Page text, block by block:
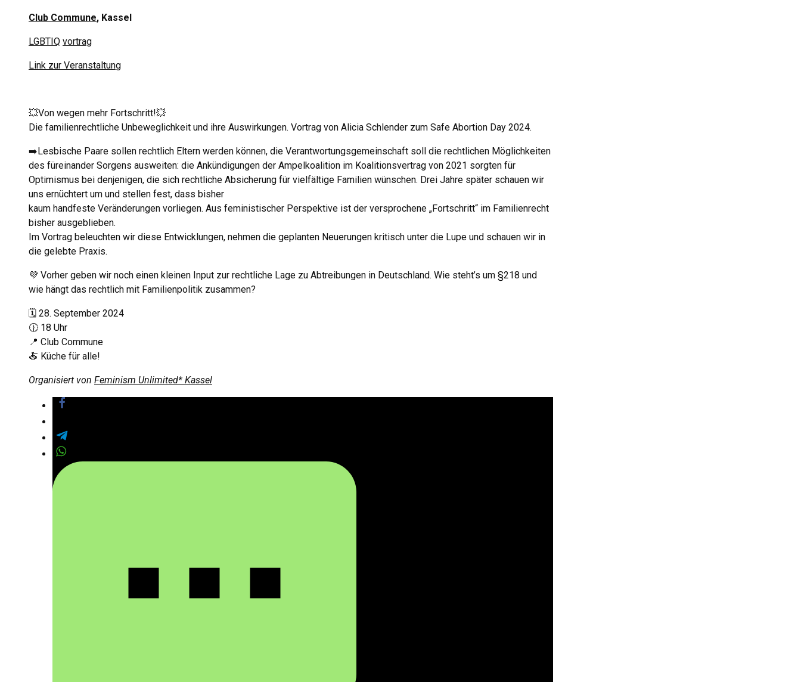
Club Commune, Kassel
LGBTIQ vortrag
Link zur Veranstaltung
💥Von wegen mehr Fortschritt!💥
Die familienrechtliche Unbeweglichkeit und ihre Auswirkungen. Vortrag von Alicia Schlender zum Safe Abortion Day 2024.
➡️Lesbische Paare sollen rechtlich Eltern werden können, die Verantwortungsgemeinschaft soll die rechtlichen Möglichkeiten
des füreinander Sorgens ausweiten: die Ankündigungen der Ampelkoalition im Koalitionsvertrag von 2021 sorgten für
Optimismus bei denjenigen, die sich rechtliche Absicherung für vielfältige Familien wünschen. Drei Jahre später schauen wir
uns ernüchtert um und stellen fest, dass bisher
kaum handfeste Veränderungen vorliegen. Aus feministischer Perspektive ist der versprochene „Fortschritt“ im Familienrecht
bisher ausgeblieben.
Im Vortrag beleuchten wir diese Entwicklungen, nehmen die geplanten Neuerungen kritisch unter die Lupe und schauen wir in
die gelebte Praxis.
💜 Vorher geben wir noch einen kleinen Input zur rechtliche Lage zu Abtreibungen in Deutschland. Wie steht’s um §218 und
wie hängt das rechtlich mit Familienpolitik zusammen?
🗓️ 28. September 2024
🕧 18 Uhr
📍 Club Commune
🍝 Küche für alle!
Organisiert von Feminism Unlimited* Kassel